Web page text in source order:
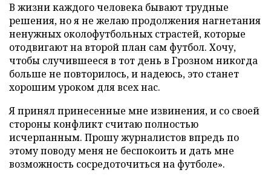
В жизни каждого человека бывают трудные
решения, но я не желаю продолжения нагнетания
ненужных околофутбольных страстей, которые
отодвигают на второй план сам футбол. Хочу,
чтобы случившееся в тот день в Грозном никогда
больше не повторилось, и надеюсь, это станет
хорошим уроком для всех нас.
Я принял принесенные мне извинения, и со своей
стороны конфликт считаю полностью
исчерпанным. Прошу журналистов впредь по
этому поводу меня не беспокоить и дать мне
возможность сосредоточиться на футболе».